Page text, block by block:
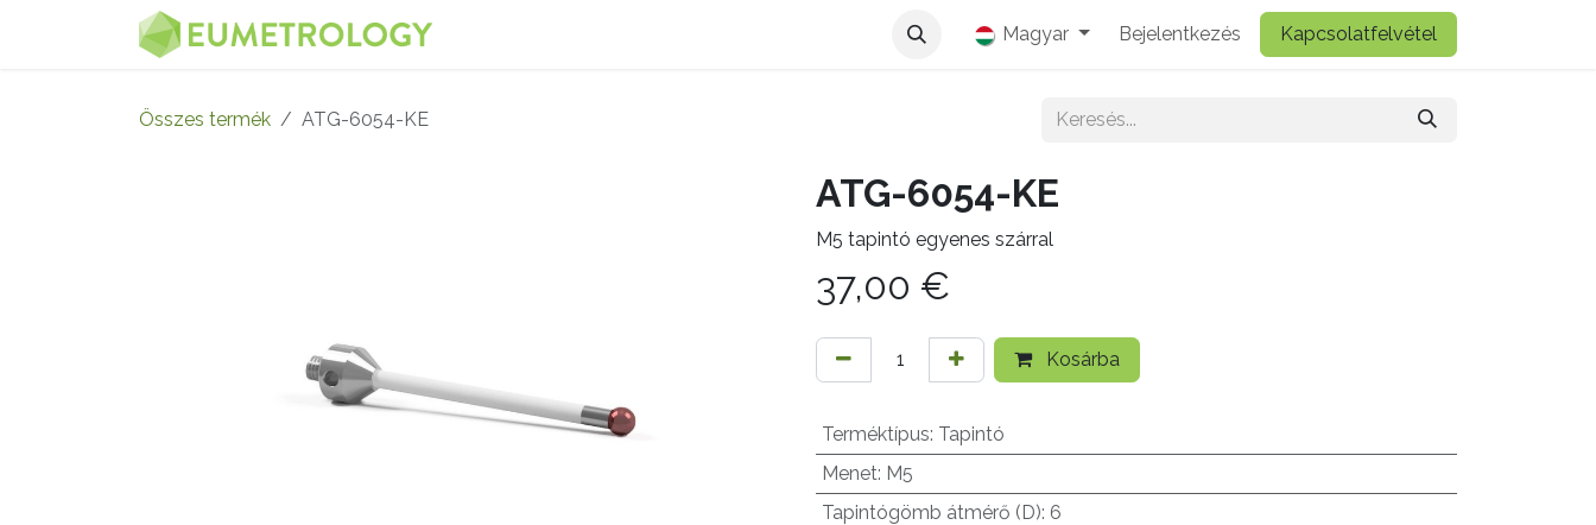
Kihagyás és továbblépés a tartalomhoz
Magyar Bejelentkezés Kapcsolatfelvétel
Összes termék ATG-6054-KE
ATG-6054-KE
M5 tapintó egyenes szárral
37,00 €
Kosárba
Terméktípus: Tapintó
Menet: M5
Tapintógömb átmérő (D): 6